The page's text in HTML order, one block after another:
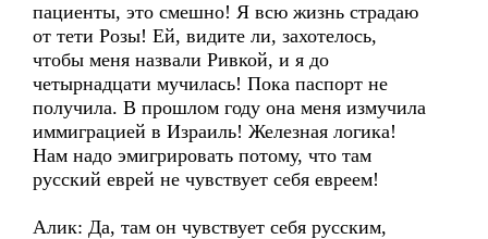
пациенты, это смешно! Я всю жизнь страдаю
от тети Розы! Ей, видите ли, захотелось,
чтобы меня назвали Ривкой, и я до
четырнадцати мучилась! Пока паспорт не
получила. В прошлом году она меня измучила
иммиграцией в Израиль! Железная логика!
Нам надо эмигрировать потому, что там
русский еврей не чувствует себя евреем!
Алик: Да, там он чувствует себя русским,